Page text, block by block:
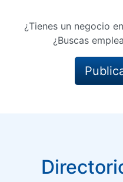
¿Tienes un negocio
¿Buscas